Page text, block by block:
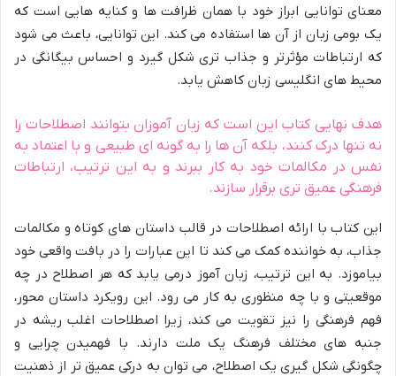
معنای توانایی ابراز خود با همان ظرافت ها و کنایه هایی است که
یک بومی زبان از آن ها استفاده می کند. این توانایی، باعث می شود
که ارتباطات مؤثرتر و جذاب تری شکل گیرد و احساس بیگانگی در
محیط های انگلیسی زبان کاهش یابد.
هدف نهایی کتاب این است که زبان آموزان بتوانند اصطلاحات را
نه تنها درک کنند، بلکه آن ها را به گونه ای طبیعی و با اعتماد به
نفس در مکالمات خود به کار ببرند و به این ترتیب، ارتباطات
فرهنگی عمیق تری برقرار سازند.
این کتاب با ارائه اصطلاحات در قالب داستان های کوتاه و مکالمات
جذاب، به خواننده کمک می کند تا این عبارات را در بافت واقعی خود
بیاموزد. به این ترتیب، زبان آموز درمی یابد که هر اصطلاح در چه
موقعیتی و با چه منظوری به کار می رود. این رویکرد داستان محور،
فهم فرهنگی را نیز تقویت می کند، زیرا اصطلاحات اغلب ریشه در
جنبه های مختلف فرهنگ یک ملت دارند. با فهمیدن چرایی و
چگونگی شکل گیری یک اصطلاح، می توان به درکی عمیق تر از ذهنیت